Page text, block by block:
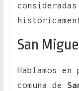
San Miguel
Hablamos
comuna de